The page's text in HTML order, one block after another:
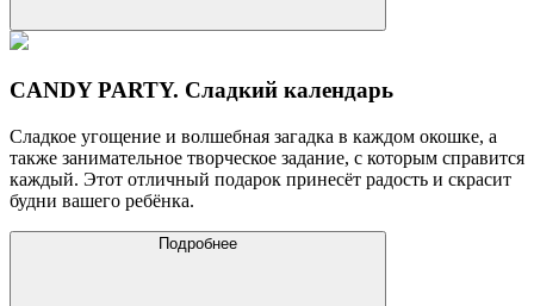
CANDY PARTY. Сладкий календарь
Сладкое угощение и волшебная загадка в каждом окошке, а
также занимательное творческое задание, с которым справится
каждый. Этот отличный подарок принесёт радость и скрасит
будни вашего ребёнка.
Подробнее